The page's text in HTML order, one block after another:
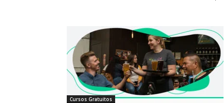
Cursos Gratuitos